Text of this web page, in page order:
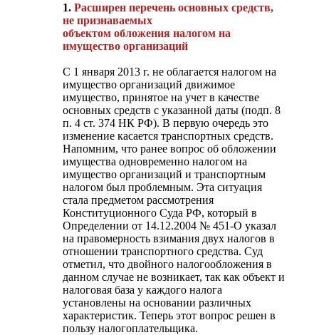
1. Расширен перечень основных средств,
не признаваемых
объектом обложения налогом на
имущество организаций
С 1 января 2013 г. не облагается налогом на
имущество организаций движимое
имущество, принятое на учет в качестве
основных средств с указанной даты (подп. 8
п. 4 ст. 374 НК РФ). В первую очередь это
изменение касается транспортных средств.
Напомним, что ранее вопрос об обложении
имущества одновременно налогом на
имущество организаций и транспортным
налогом был проблемным. Эта ситуация
стала предметом рассмотрения
Конституционного Суда РФ, который в
Определении от 14.12.2004 № 451-О указал
на правомерность взимания двух налогов в
отношении транспортного средства. Суд
отметил, что двойного налогообложения в
данном случае не возникает, так как объект и
налоговая база у каждого налога
установлены на основании различных
характеристик. Теперь этот вопрос решен в
пользу налогоплательщика.